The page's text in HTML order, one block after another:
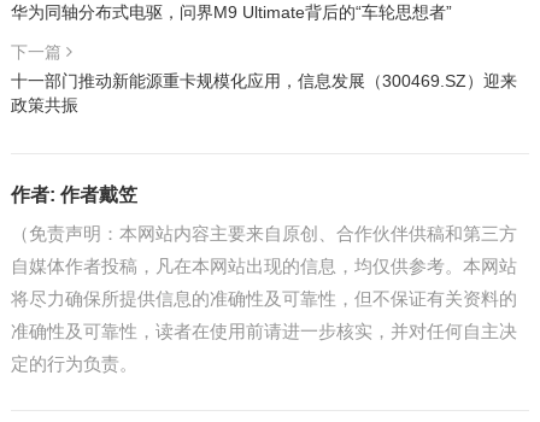
华为同轴分布式电驱，问界M9 Ultimate背后的“车轮思想者”
下一篇
十一部门推动新能源重卡规模化应用，信息发展（300469.SZ）迎来
政策共振
作者: 作者戴笠
（免责声明：本网站内容主要来自原创、合作伙伴供稿和第三方
自媒体作者投稿，凡在本网站出现的信息，均仅供参考。本网站
将尽力确保所提供信息的准确性及可靠性，但不保证有关资料的
准确性及可靠性，读者在使用前请进一步核实，并对任何自主决
定的行为负责。